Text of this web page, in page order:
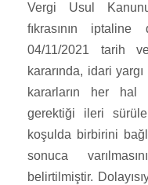
Vergi Usul
fıkrasının
04/11/2021 tarih
kararında, idari
kararların her hal
gerektiği ileri
koşulda birbirini
sonuca
belirtilmiştir.